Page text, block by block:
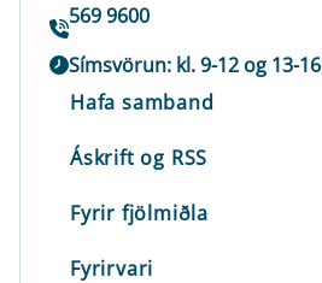
569 9600
Símsvörun: kl. 9-12 og 13-16
Hafa samband
Áskrift og RSS
Fyrir fjölmiðla
Fyrirvari